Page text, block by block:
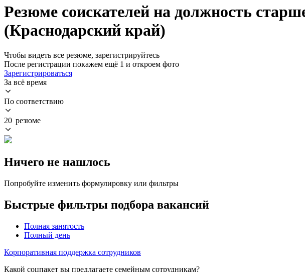
Резюме соискателей на должность
(Краснодарский край)
Чтобы видеть все резюме, зарегистрируйтесь
После регистрации покажем ещё 1 и откроем фото
Зарегистрироваться
За всё время
По соответствию
20 резюме
Ничего не нашлось
Попробуйте изменить формулировку или фильтры
Быстрые фильтры подбора вакансий
Полная занятость
Полный день
Корпоративная поддержка сотрудников
Какой соцпакет вы предлагаете семейным сотрудникам?